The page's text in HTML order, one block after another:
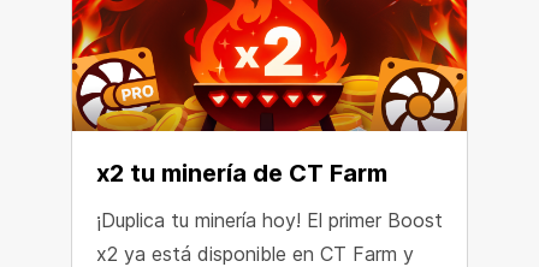
x2 tu minería de CT Farm
¡Duplica tu minería hoy! El primer Boost
x2 ya está disponible en CT Farm y